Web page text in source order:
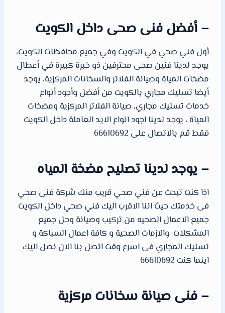
– أفضل فنى صحى داخل الكويت
أول فني صحي في الكويت وفي جميع محافظات الكويت،
يوجد لدينا فنين صحى محترفين ذو خبرة كبيرة في أعطال
مضخات المياة وصيانة الفلاتر والسخانات المركزية، يوجد
أيضا تسليك مجاري بالكويت من أفضل وأجود أنواع
خدمات تسليك مجاري، صيانة الفلاتر المركزية ومضخات
المياة ، يوجد لدينا اجود انواع الايد العاملة داخل الكويت
فقط قم بالاتصال على 66610692
– يوجد لدينا تصليح مضخة المياه
اذا كنت تبحث عن فني صحي قريب منك شركة فنى صحي
فى خدمتك حيث اننا الاقرب اليك فني صحي داخل الكويت
جميع الاعمال الصحيه من تركيب وصيانة وحل جميع
المشكلات والازمات الصحية و كافة اعمال السباكة و
تسليك المجاري فى اسرع وقت اتصل بنا الان نصل اليك
اينما كنت 66610692
– فنى صيانة سخانات مركزية